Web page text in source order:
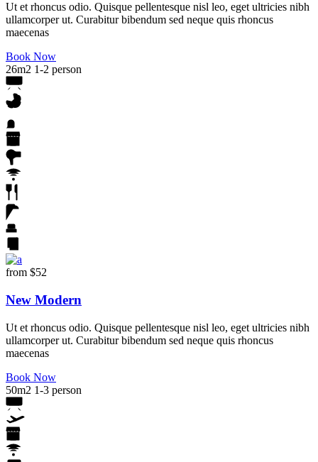
Ut et rhoncus odio. Quisque pellentesque nisl leo, eget ultricies nibh
ullamcorper ut. Curabitur bibendum sed neque quis rhoncus
maecenas
Book Now
26m2 1-2 person
from $52
New Modern
Ut et rhoncus odio. Quisque pellentesque nisl leo, eget ultricies nibh
ullamcorper ut. Curabitur bibendum sed neque quis rhoncus
maecenas
Book Now
50m2 1-3 person